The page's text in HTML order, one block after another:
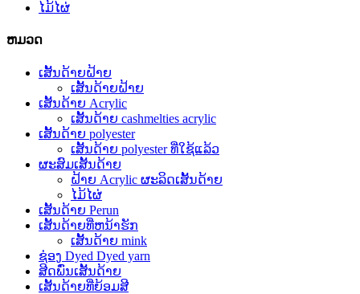
ໄມ້ໄຜ່
ຫມວດ
ເສັ້ນດ້າຍຝ້າຍ
ເສັ້ນດ້າຍຝ້າຍ
ເສັ້ນດ້າຍ Acrylic
ເສັ້ນດ້າຍ cashmelties acrylic
ເສັ້ນດ້າຍ polyester
ເສັ້ນດ້າຍ polyester ທີ່ໃຊ້ແລ້ວ
ຜະສົມເສັ້ນດ້າຍ
ຝ້າຍ Acrylic ຜະລິດເສັ້ນດ້າຍ
ໄມ້ໄຜ່
ເສັ້ນດ້າຍ Perun
ເສັ້ນດ້າຍທີ່ຫນ້າຮັກ
ເສັ້ນດ້າຍ mink
ຊ່ອງ Dyed Dyed yarn
ສີດພົ່ນເສັ້ນດ້າຍ
ເສັ້ນດ້າຍທີ່ຍ້ອມສີ